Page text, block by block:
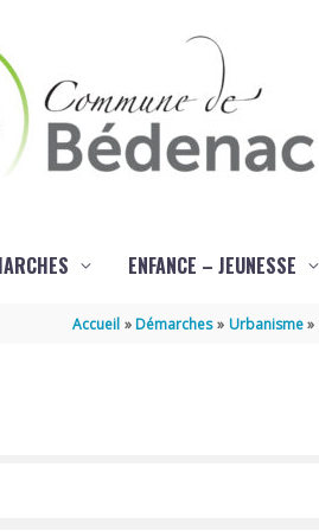
ENFANCE – JEUNESSE
Accueil Démarches Urbanisme